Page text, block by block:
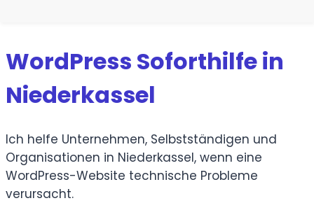
WordPress Soforthilfe in
Niederkassel
Ich helfe Unternehmen, Selbstständigen und
Organisationen in Niederkassel, wenn eine
WordPress-Website technische Probleme
verursacht.